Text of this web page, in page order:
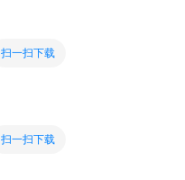
扫一扫下载
扫一扫下载